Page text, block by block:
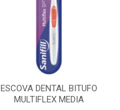
ESCOVA DENTAL BITUFO
MULTIFLEX MEDIA